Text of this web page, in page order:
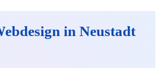
in Neustadt